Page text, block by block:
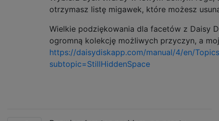
otrzymasz listę migawek, które możesz
Wielkie podziękowania dla facetów z Daisy
ogromną kolekcję możliwych przyczyn, a
https://daisydiskapp.com/manual/4/en/
subtopic=StillHiddenSpace